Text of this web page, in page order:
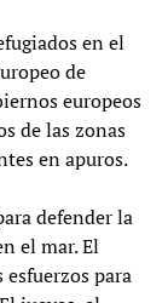
en el
de
europeos
de las zonas
en apuros.
defender la
el mar. El
para